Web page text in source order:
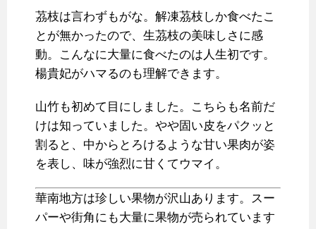
茘枝は言わずもがな。解凍茘枝しか食べたこ
とが無かったので、生茘枝の美味しさに感
動。こんなに大量に食べたのは人生初です。
楊貴妃がハマるのも理解できます。
山竹も初めて目にしました。こちらも名前だ
けは知っていました。やや固い皮をパクッと
割ると、中からとろけるような甘い果肉が姿
を表し、味が強烈に甘くてウマイ。
華南地方は珍しい果物が沢山あります。スー
パーや街角にも大量に果物が売られています